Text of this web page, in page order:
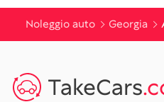
Noleggio auto Georgia
TakeCars